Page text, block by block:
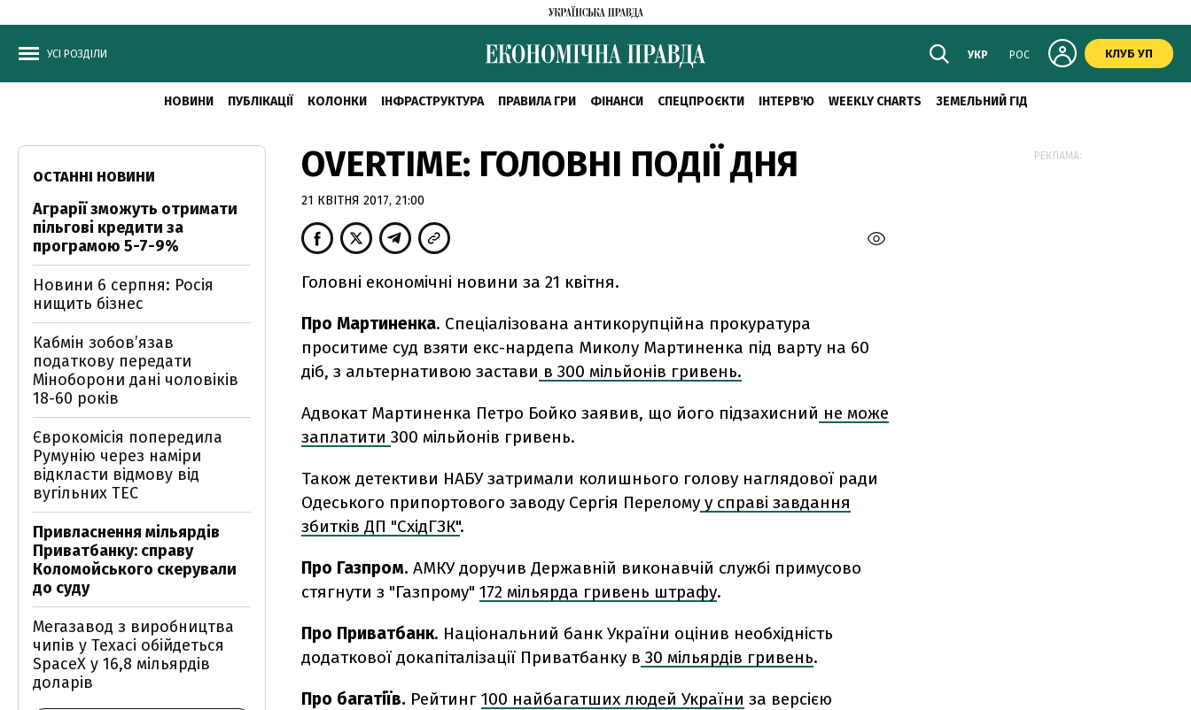
УСІ РОЗДІЛИ УКР РОС КЛУБ УП
НОВИНИ ПУБЛІКАЦІЇ КОЛОНКИ ІНФРАСТРУКТУРА ПРАВИЛА ГРИ ФІНАНСИ СПЕЦПРОЄКТИ ІНТЕРВ'Ю WEEKLY CHARTS ЗЕМЕЛЬНИЙ ГІД
OVERTIME: ГОЛОВНІ ПОДІЇ ДНЯ
21 КВІТНЯ 2017, 21:00
Головні економічні новини за 21 квітня.
Про Мартиненка. Спеціалізована антикорупційна прокуратура
проситиме суд взяти екс-нардепа Миколу Мартиненка під варту на 60
діб, з альтернативою застави в 300 мільйонів гривень.
Адвокат Мартиненка Петро Бойко заявив, що його підзахисний не може
заплатити 300 мільйонів гривень.
Також детективи НАБУ затримали колишнього голову наглядової ради
Одеського припортового заводу Сергія Перелому у справі завдання
збитків ДП "СхідГЗК".
Про Газпром. АМКУ доручив Державній виконавчій службі примусово
стягнути з "Газпрому" 172 мільярда гривень штрафу.
Про Приватбанк. Національний банк України оцінив необхідність
додаткової докапіталізації Приватбанку в 30 мільярдів гривень.
Про багатіїв. Рейтинг 100 найбагатших людей України за версією
ОСТАННІ НОВИНИ
Аграрії зможуть отримати
пільгові кредити за
програмою 5-7-9%
Новини 6 серпня: Росія
нищить бізнес
Кабмін зобовʼязав
податкову передати
Міноборони дані чоловіків
18-60 років
Єврокомісія попередила
Румунію через наміри
відкласти відмову від
вугільних ТЕС
Привласнення мільярдів
Приватбанку: справу
Коломойського скерували
до суду
Мегазавод з виробництва
чипів у Техасі обійдеться
SpaceX у 16,8 мільярдів
доларів
РЕКЛАМА: